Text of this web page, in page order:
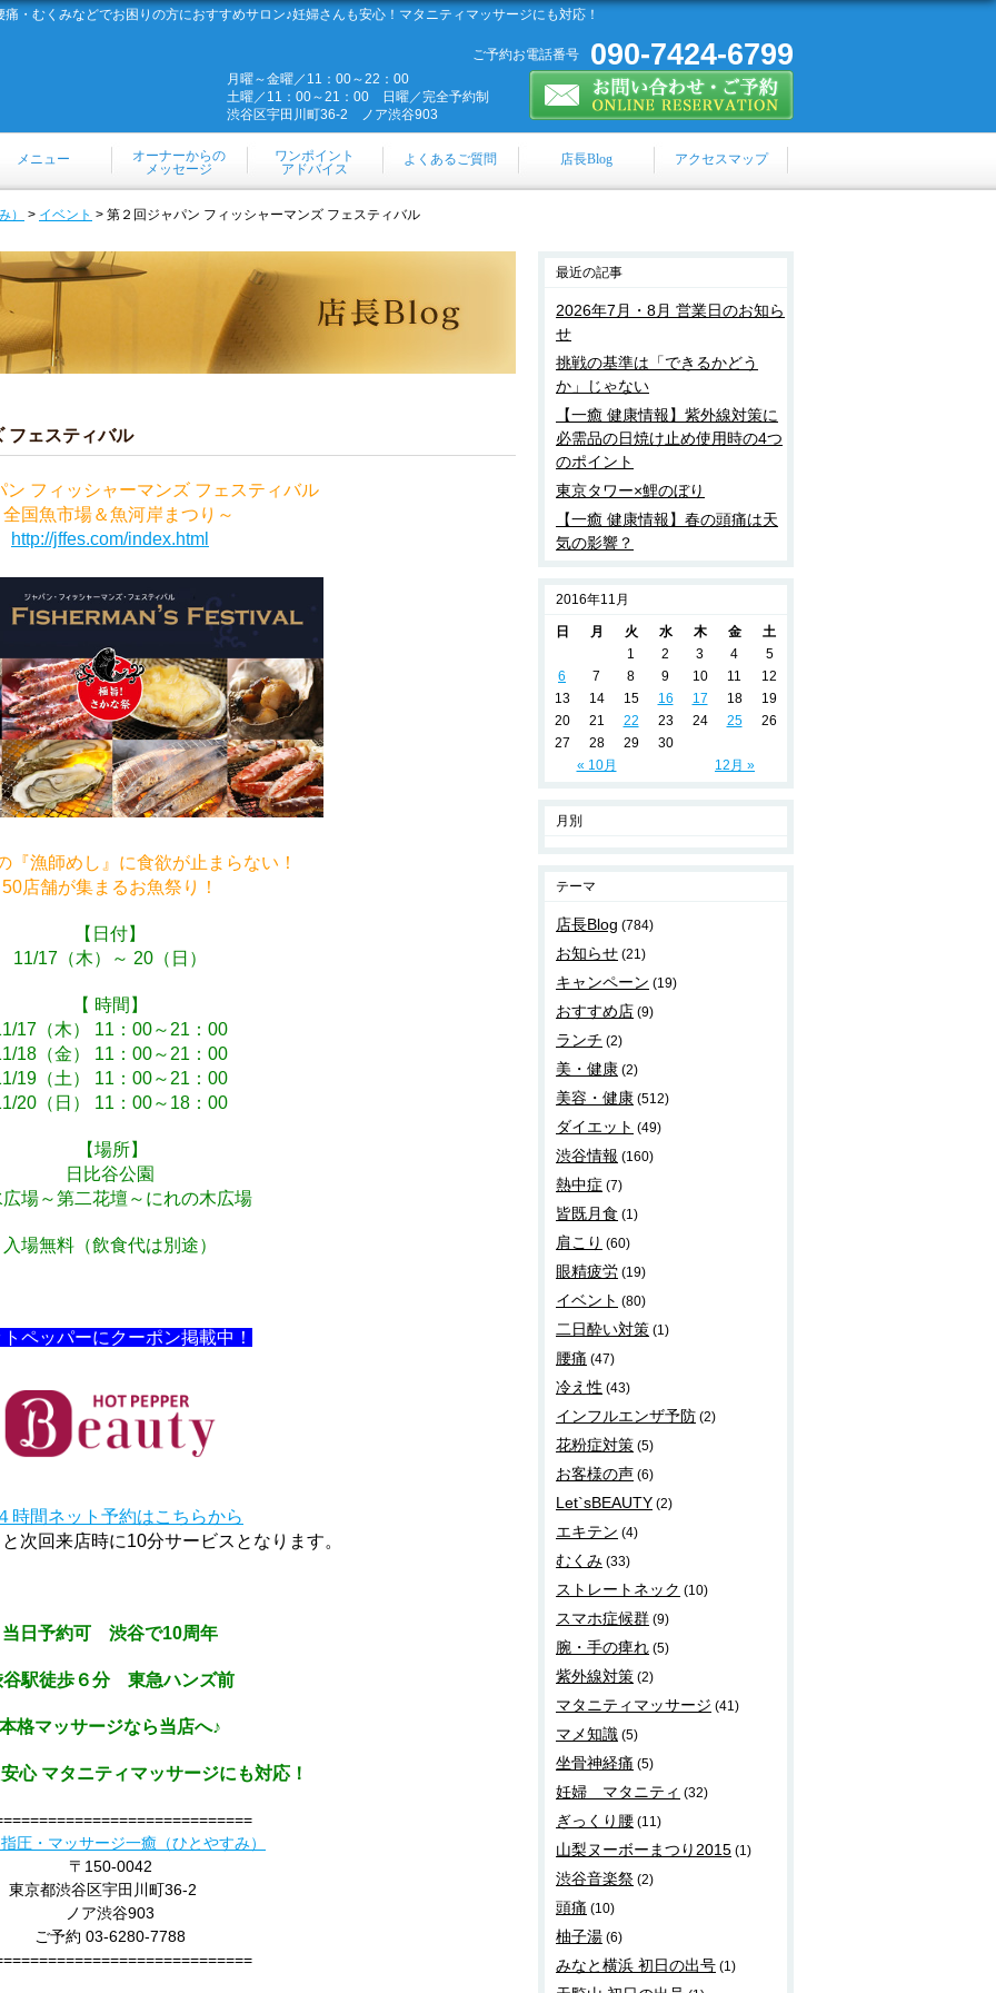
・むくみなどでお困りの方におすすめサロン♪妊婦さんも安心！マタニティマッサージにも対応！
090-7424-6799
ご予約お電話番号
月曜～金曜／11：00～22：00
土曜／11：00～21：00 日曜／完全予約制
渋谷区宇田川町36-2 ノア渋谷903
メニュー
オーナーからの
メッセージ
ワンポイント
アドバイス
よくあるご質問 店長Blog アクセスマップ
） > イベント > 第２回ジャパン フィッシャーマンズ フェスティバル
フェスティバル
ン フィッシャーマンズ フェスティバル
国魚市場＆魚河岸まつり～
http://jffes.com/index.html
『漁師めし』に食欲が止まらない！
50店舗が集まるお魚祭り！
【日付】
11/17（木）～ 20（日）
【 時間】
17（木） 11：00～21：00
18（金） 11：00～21：00
19（土） 11：00～21：00
20（日） 11：00～18：00
【場所】
日比谷公園
場～第二花壇～にれの木広場
入場無料（飲食代は別途）
ペッパーにクーポン掲載中！
時間ネット予約はこちらから
次回来店時に10分サービスとなります。
当日予約可 渋谷で10周年
谷駅徒歩６分 東急ハンズ前
本格マッサージなら当店へ♪
心 マタニティマッサージにも対応！
圧・マッサージ一癒（ひとやすみ）
〒150-0042
東京都渋谷区宇田川町36-2
ノア渋谷903
ご予約 03-6280-7788
最近の記事
2026年7月・8月 営業日のお知ら
せ
挑戦の基準は「できるかどう
か」じゃない
【一癒 健康情報】紫外線対策に
必需品の日焼け止め使用時の4つ
のポイント
東京タワー×鯉のぼり
【一癒 健康情報】春の頭痛は天
気の影響？
2016年11月
日 月 火 水 木 金 土
« 10月 12月 »
1 2 3 4
5
6
7 8 9 10 11
12
13
14 15 16 17 18
19
20
21 22 23 24 25
26
27
28 29 30
月別
テーマ
店長Blog (784)
お知らせ (21)
キャンペーン (19)
おすすめ店 (9)
ランチ (2)
美・健康 (2)
美容・健康 (512)
ダイエット (49)
渋谷情報 (160)
熱中症 (7)
皆既月食 (1)
肩こり (60)
眼精疲労 (19)
イベント (80)
二日酔い対策 (1)
腰痛 (47)
冷え性 (43)
インフルエンザ予防 (2)
花粉症対策 (5)
お客様の声 (6)
Let`sBEAUTY (2)
エキテン (4)
むくみ (33)
ストレートネック (10)
スマホ症候群 (9)
腕・手の痺れ (5)
紫外線対策 (2)
マタニティマッサージ (41)
マメ知識 (5)
坐骨神経痛 (5)
妊婦 マタニティ (32)
ぎっくり腰 (11)
山梨ヌーボーまつり2015 (1)
渋谷音楽祭 (2)
頭痛 (10)
柚子湯 (6)
みなと横浜 初日の出号 (1)